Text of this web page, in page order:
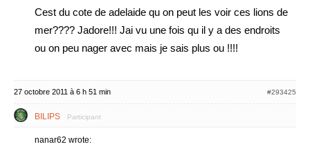
Cest du cote de adelaide qu on peut les voir ces lions de
mer???? Jadore!!! Jai vu une fois qu il y a des endroits
ou on peu nager avec mais je sais plus ou !!!!
27 octobre 2011 à 6 h 51 min #293425
BILIPS Participant
nanar62 wrote: